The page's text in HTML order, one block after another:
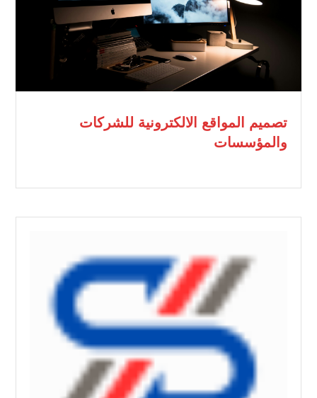
تصميم المواقع الالكترونية للشركات
والمؤسسات